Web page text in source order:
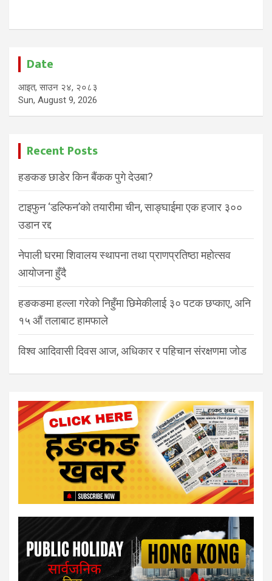
Date
आइत, साउन २४, २०८३
Sun, August 9, 2026
Recent Posts
हङकङ छाडेर किन बैंकक पुगे देउबा?
टाइफुन ‘डल्फिन’को तयारीमा चीन, साङ्घाईमा एक हजार ३००
उडान रद्द
नेपाली घरमा शिवालय स्थापना तथा प्राणप्रतिष्ठा महोत्सव
आयोजना हुँदै
हङकङमा हल्ला गरेको निहुँमा छिमेकीलाई ३० पटक छप्काए, अनि
१५ औं तलाबाट हामफाले
विश्व आदिवासी दिवस आज, अधिकार र पहिचान संरक्षणमा जोड